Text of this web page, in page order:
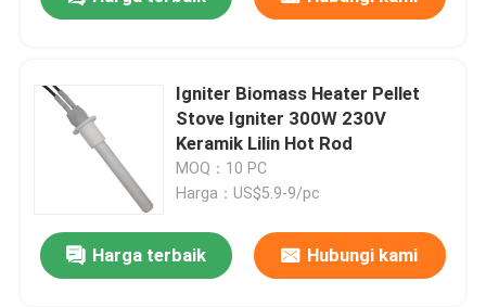
Igniter Biomass Heater Pellet
Stove Igniter 300W 230V
Keramik Lilin Hot Rod
MOQ：10 PC
Harga：US$5.9-9/pc
Harga terbaik Hubungi kami